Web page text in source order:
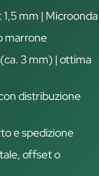
mm | Microonda
marrone
3 mm) | ottima
distribuzione
e spedizione
offset o